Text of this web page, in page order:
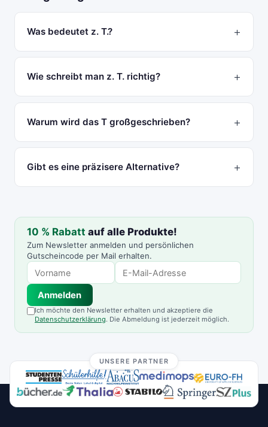
Was bedeutet z. T.?
Wie schreibt man z. T. richtig?
Warum wird das T großgeschrieben?
Gibt es eine präzisere Alternative?
10 % Rabatt auf alle Produkte!
Zum Newsletter anmelden und persönlichen
Gutscheincode per Mail erhalten.
Anmelden
Ich möchte den Newsletter erhalten und akzeptiere die
Datenschutzerklärung. Die Abmeldung ist jederzeit möglich.
UNSERE PARTNER